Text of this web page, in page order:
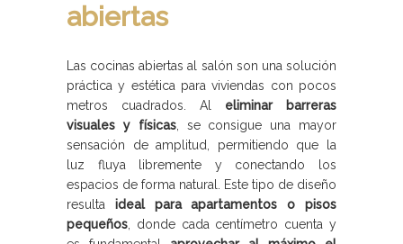
abiertas
Las cocinas abiertas al salón son una solución
práctica y estética para viviendas con pocos
metros cuadrados. Al eliminar barreras
visuales y físicas, se consigue una mayor
sensación de amplitud, permitiendo que la
luz fluya libremente y conectando los
espacios de forma natural. Este tipo de diseño
resulta ideal para apartamentos o pisos
pequeños , donde cada centímetro cuenta y